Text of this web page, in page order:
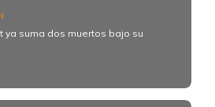
ya suma dos muertos bajo su